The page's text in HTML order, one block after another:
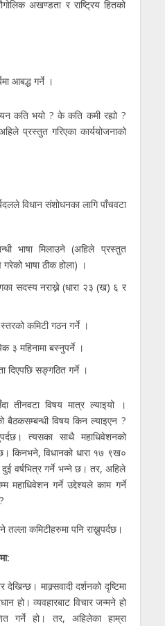
अखण्डता र राष्ट्रिय हितको
आबद्ध गर्ने ।
कति भयो ? के कति कमी रह्यो ?
प्रस्तुत गरिएका कार्ययोजनाको
विधान संशोधनका लागि पाँचवटा
भाषा मिलाउने (अहिले प्रस्तुत
गरेको भाषा ठीक होला) ।
सदस्य नराख्ने (धारा २३ (ख) ६ र
कमिटी गठन गर्ने ।
३ महिनामा बस्नुपर्ने ।
दिएपछि सङ्गठित गर्ने ।
तीनवटा विषय मात्र ल्याइयो ।
बैठकसम्बन्धी विषय किन ल्याइएन ?
त्यसका साथै महाधिवेशनको
किनभने, विधानको धारा १७ ९ख०
दुई वर्षभित्र गर्ने भन्ने छ। तर, अहिले
महाधिवेशन गर्ने उद्देश्यले काम गर्ने
तल्ला कमिटीहरुमा पनि राख्नुपर्दछ।
माक्र्सवादी दर्शनको दृष्टिमा
हो। व्यवहारबाट विचार जन्मने हो
गर्ने हो। तर, अहिलेका हाम्रा